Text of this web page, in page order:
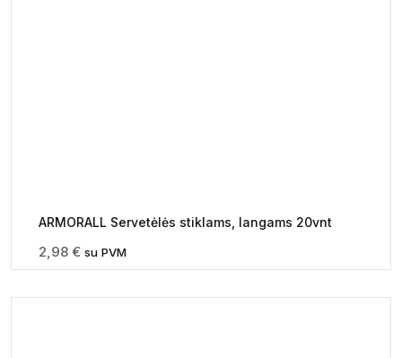
ARMORALL Servetėlės stiklams, langams 20vnt
2,98 € su PVM